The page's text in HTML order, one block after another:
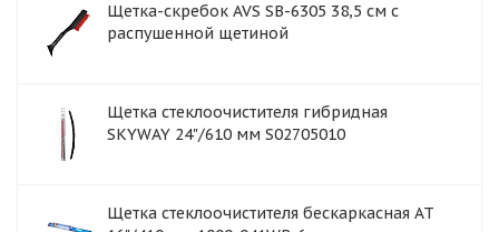
Щетка-скребок AVS SB-6305 38,5 см с
распушенной щетиной
Щетка стеклоочистителя гибридная
SKYWAY 24"/610 мм S02705010
Щетка стеклоочистителя бескаркасная AT